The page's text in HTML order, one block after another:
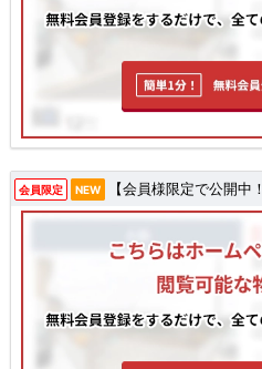
会員限定 NEW 【会員様限定で公開中！